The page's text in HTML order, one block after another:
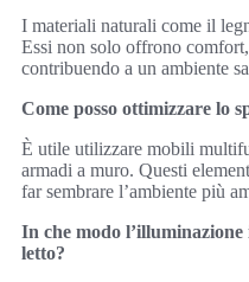
I materiali naturali come il
Essi non solo offrono
contribuendo a un ambiente
Come posso ottimizzare lo
È utile utilizzare mobili
armadi a muro. Questi
far sembrare l’ambiente più
In che modo
letto?